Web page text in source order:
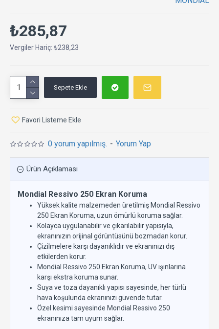
0 yorum yapılmış. - Yorum Yap
₺285,87
Vergiler Hariç: ₺238,23
Sepete Ekle
Favori Listeme Ekle
Ürün Açıklaması
Mondial Ressivo 250 Ekran Koruma
Yüksek kalite malzemeden üretilmiş Mondial Ressivo
250 Ekran Koruma, uzun ömürlü koruma sağlar.
Kolayca uygulanabilir ve çıkarılabilir yapısıyla,
ekranınızın orijinal görüntüsünü bozmadan korur.
Çizilmelere karşı dayanıklıdır ve ekranınızı dış
etkilerden korur.
Mondial Ressivo 250 Ekran Koruma, UV ışınlarına
karşı ekstra koruma sunar.
Suya ve toza dayanıklı yapısı sayesinde, her türlü
hava koşulunda ekranınızı güvende tutar.
Özel kesimi sayesinde Mondial Ressivo 250
ekranınıza tam uyum sağlar.